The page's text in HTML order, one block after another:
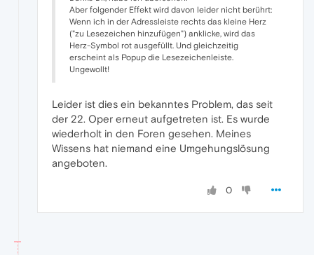
Aber folgender Effekt wird davon leider nicht berührt:
Wenn ich in der Adressleiste rechts das kleine Herz
("zu Lesezeichen hinzufügen") anklicke, wird das
Herz-Symbol rot ausgefüllt. Und gleichzeitig
erscheint als Popup die Lesezeichenleiste.
Ungewollt!
Leider ist dies ein bekanntes Problem, das seit
der 22. Oper erneut aufgetreten ist. Es wurde
wiederholt in den Foren gesehen. Meines
Wissens hat niemand eine Umgehungslösung
angeboten.
0